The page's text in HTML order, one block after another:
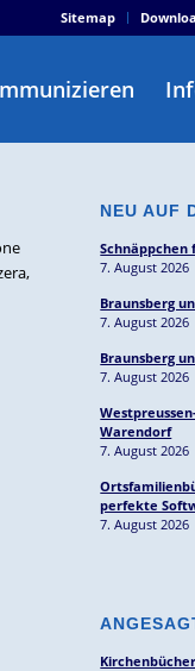
Sitemap
NEU AUF
Schnäppchen
7. August 2026
Braunsberg
7. August 2026
Braunsberg
7. August 2026
Warendorf
7. August 2026
perfekte
7. August 2026